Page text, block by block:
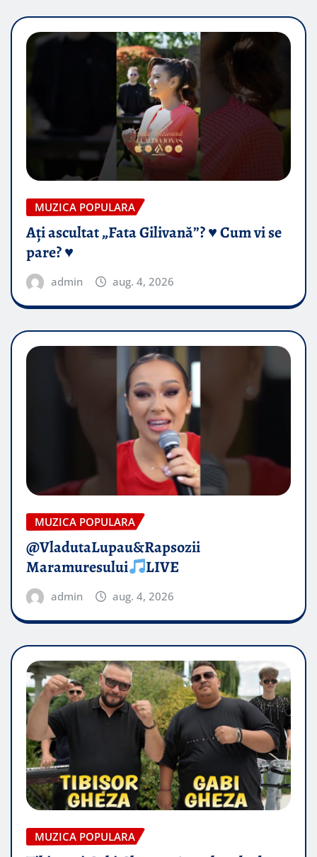
MUZICA POPULARA
Ați ascultat „Fata Gilivană”? ♥️ Cum vi se
pare? ♥️
admin aug. 4, 2026
MUZICA POPULARA
@VladutaLupau&Rapsozii
Maramuresului
LIVE
admin aug. 4, 2026
MUZICA POPULARA